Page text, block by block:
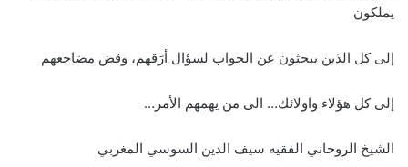
يملكون
إلى كل الذين يبحثون عن الجواب لسؤال أرَقهم، وقض مضاجعهم
إلى كل هؤلاء واولائك… الى من يهمهم الأمر…
الشيخ الروحاني الفقيه سيف الدين السوسي المغربي